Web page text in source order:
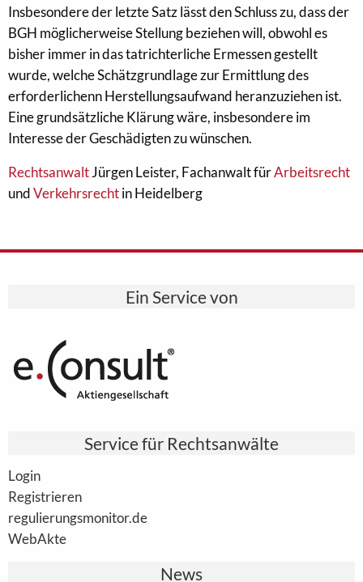
Insbesondere der letzte Satz lässt den Schluss zu, dass der
BGH möglicherweise Stellung beziehen will, obwohl es
bisher immer in das tatrichterliche Ermessen gestellt
wurde, welche Schätzgrundlage zur Ermittlung des
erforderlichenn Herstellungsaufwand heranzuziehen ist.
Eine grundsätzliche Klärung wäre, insbesondere im
Interesse der Geschädigten zu wünschen.
RechtsanwaltJürgen Leister, Fachanwalt fürArbeitsrecht
undVerkehrsrechtin Heidelberg
Ein Service von
Service für Rechtsanwälte
Login
Registrieren
regulierungsmonitor.de
WebAkte
News